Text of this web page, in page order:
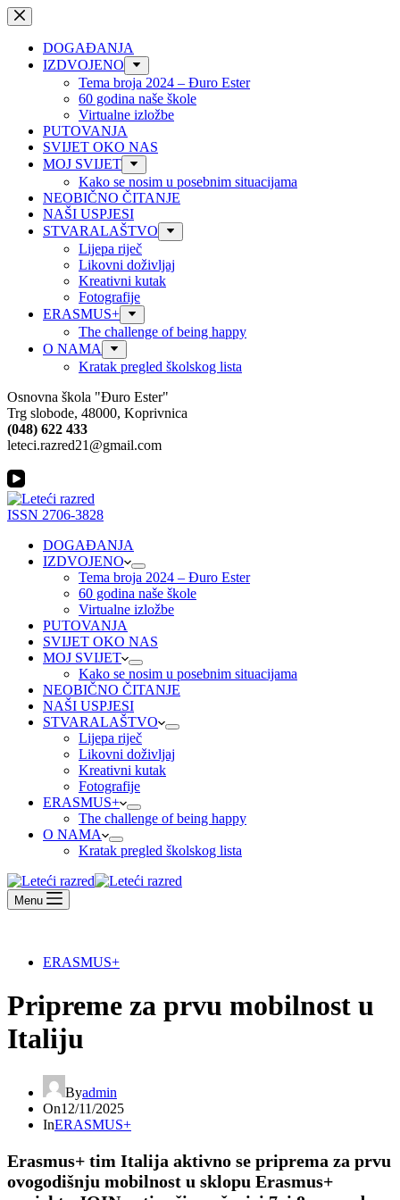
Preskoči
na
sadržajDOGAĐANJA
IZDVOJENO
Tema broja 2024 – Đuro Ester
60 godina naše škole
Virtualne izložbe
PUTOVANJA
SVIJET OKO NAS
MOJ SVIJET
Kako se nosim u posebnim situacijama
NEOBIČNO ČITANJE
NAŠI USPJESI
STVARALAŠTVO
Lijepa riječ
Likovni doživljaj
Kreativni kutak
Fotografije
ERASMUS+
The challenge of being happy
O NAMA
Kratak pregled školskog lista
Osnovna škola "Đuro Ester"
Trg slobode, 48000, Koprivnica
(048) 622 433
leteci.razred21@gmail.com
ISSN 2706-3828
DOGAĐANJA
IZDVOJENO
Tema broja 2024 – Đuro Ester
60 godina naše škole
Virtualne izložbe
PUTOVANJA
SVIJET OKO NAS
MOJ SVIJET
Kako se nosim u posebnim situacijama
NEOBIČNO ČITANJE
NAŠI USPJESI
STVARALAŠTVO
Lijepa riječ
Likovni doživljaj
Kreativni kutak
Fotografije
ERASMUS+
The challenge of being happy
O NAMA
Kratak pregled školskog lista
Menu
ERASMUS+
Pripreme za prvu mobilnost u
Italiju
Byadmin
On12/11/2025
InERASMUS+
Erasmus+ tim Italija aktivno se priprema za prvu
ovogodišnju mobilnost u sklopu Erasmus+